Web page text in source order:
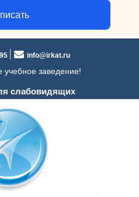
info@irkat.ru
заведение!
слабовидящих